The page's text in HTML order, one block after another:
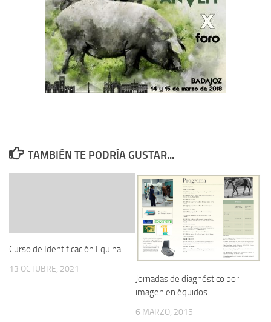
TAMBIÉN TE PODRÍA GUSTAR...
Curso de Identificación Equina
13 OCTUBRE, 2021
Jornadas de diagnóstico por
imagen en équidos
6 MARZO, 2015